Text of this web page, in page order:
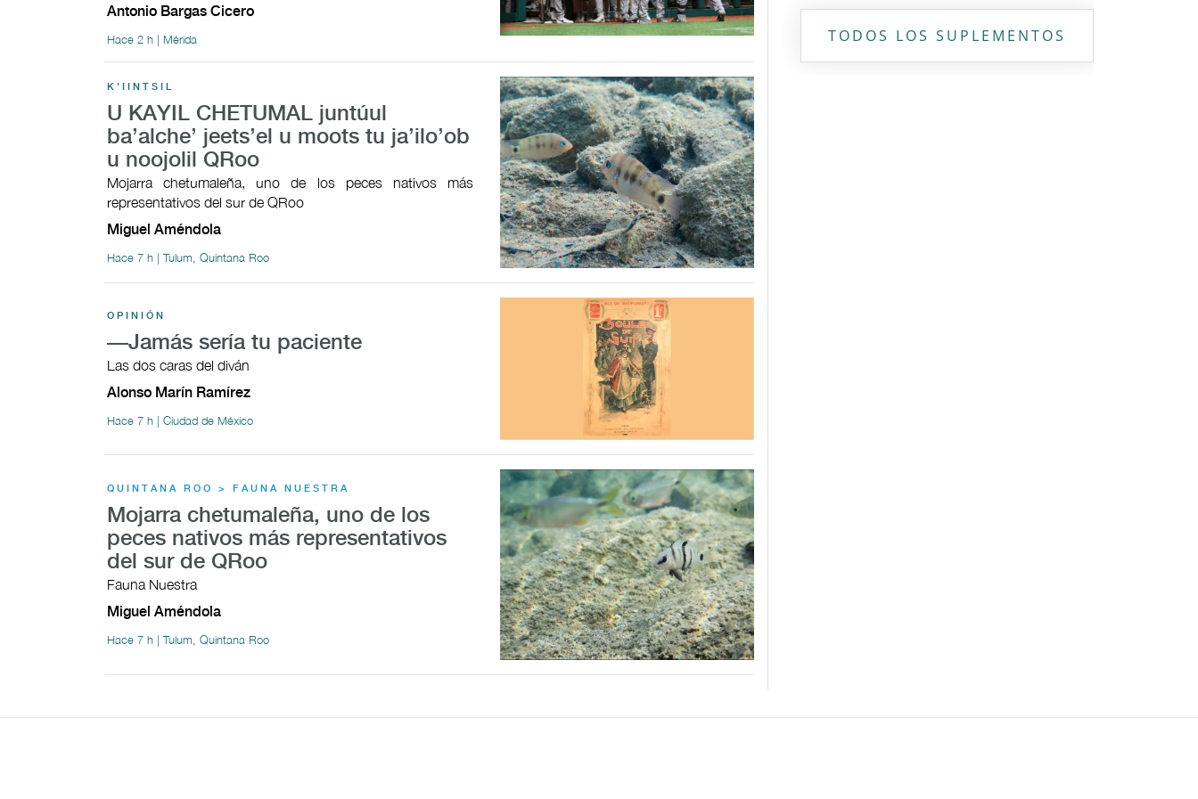
Antonio Bargas Cicero
Hace 2 h | Mérida
K'IINTSIL
U KAYIL CHETUMAL juntúul
ba’alche’ jeets’el u moots tu ja’ilo’ob
u noojolil QRoo
Mojarra chetumaleña, uno de los peces nativos más
representativos del sur de QRoo
Miguel Améndola
Hace 7 h | Tulum, Quintana Roo
OPINIÓN
—Jamás sería tu paciente
Las dos caras del diván
Alonso Marín Ramírez
Hace 7 h | Ciudad de México
QUINTANA ROO > FAUNA NUESTRA
Mojarra chetumaleña, uno de los
peces nativos más representativos
del sur de QRoo
Fauna Nuestra
Miguel Améndola
Hace 7 h | Tulum, Quintana Roo
TODOS LOS SUPLEMENTOS